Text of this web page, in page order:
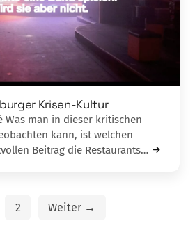
Krisen-Kultur
Was man in dieser kritischen
kann, ist welchen
Beitrag die Restaurants…
2 Weiter →